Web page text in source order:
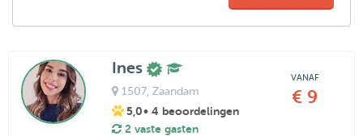
Ines
1507, Zaandam
5,0• 4 beoordelingen
2 vaste gasten
VANAF
€ 9